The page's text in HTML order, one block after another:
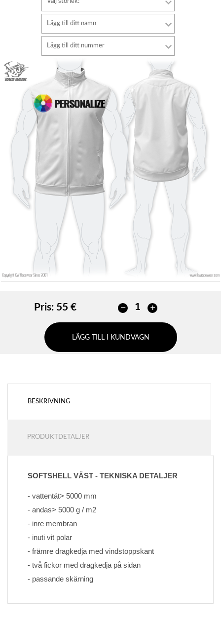
Lägg till ditt namn
stil
Fontfärg
Färgkontur
Utan kontur
LÄGG TILL
Lägg till ditt nummer
stil
Fontfärg
Utan kontur
LÄGG TILL
Pris: 55 €
LÄGG TILL I KUNDVAGN
BESKRIVNING
PRODUKTDETALJER
SOFTSHELL VÄST - TEKNISKA DETALJER
- vattentät> 5000 mm
- andas> 5000 g / m2
- inre membran
- inuti vit polar
- främre dragkedja med vindstoppskant
- två fickor med dragkedja på sidan
- passande skärning